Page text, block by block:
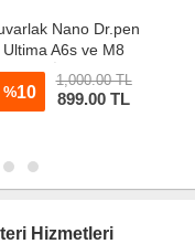
Nano Dr.pen
Ultima A6s ve M8
İğnesi 10 Adet
%10
1,000.00 TL
899.00 TL
Hizmetleri